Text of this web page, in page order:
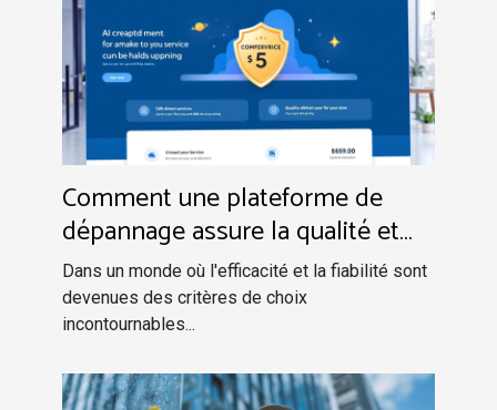
Comment une plateforme de
dépannage assure la qualité et
les meilleurs tarifs
Dans un monde où l'efficacité et la fiabilité sont
devenues des critères de choix
incontournables...